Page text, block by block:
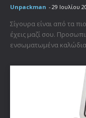
Unpackman - 29 Ιουλίου
Σίγουρα είναι από τα
έχεις μαζί σου.
ενσωματωμένα καλώδια